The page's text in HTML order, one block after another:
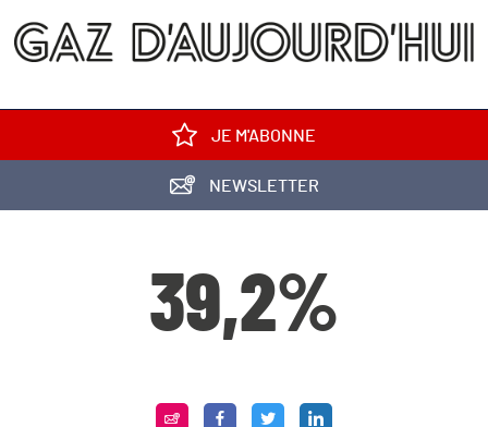
JE M'ABONNE
NEWSLETTER
39,2%